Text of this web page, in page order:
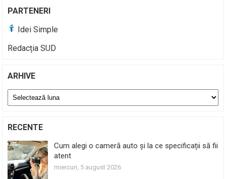
PARTENERI
Idei Simple
Redacția SUD
ARHIVE
Arhive
RECENTE
Cum alegi o cameră auto și la ce specificații să fii
atent
miercuri, 5 august 2026